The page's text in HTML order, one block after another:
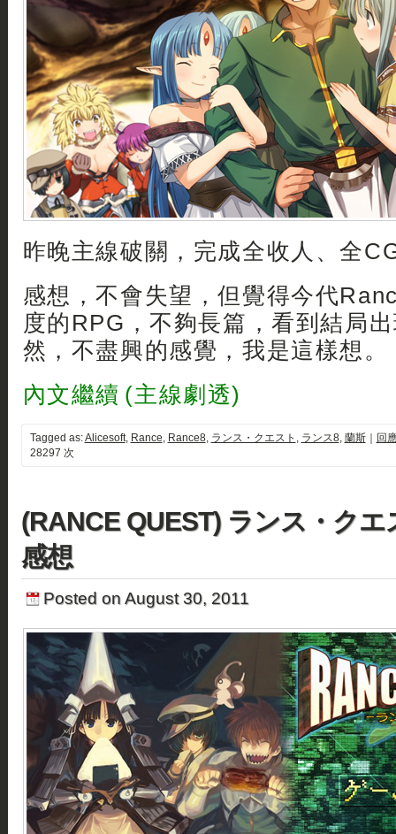
昨晚主線破關，完成全收人、全
感想，不會失望，但覺得今代
度的RPG，不夠長篇，看到結局
然，不盡興的感覺，我是這樣想。
內文繼續 (主線劇透)
Tagged as:Alicesoft, Rance, Rance8, ランス・クエスト , ランス8, 蘭斯｜
回
28297 次
(RANCE QUEST) ランス・クエ
感想
Posted on August 30, 2011